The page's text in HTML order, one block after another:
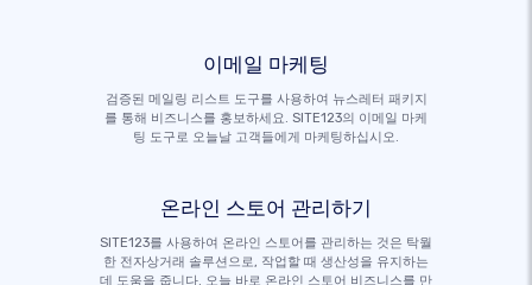
이메일 마케팅
검증된 메일링 리스트 도구를 사용하여 뉴스레터 패키지
를 통해 비즈니스를 홍보하세요. SITE123의 이메일 마케
팅 도구로 오늘날 고객들에게 마케팅하십시오.
온라인 스토어 관리하기
SITE123를 사용하여 온라인 스토어를 관리하는 것은 탁월
한 전자상거래 솔루션으로, 작업할 때 생산성을 유지하는
데 도움을 줍니다. 오늘 바로 온라인 스토어 비즈니스를 만